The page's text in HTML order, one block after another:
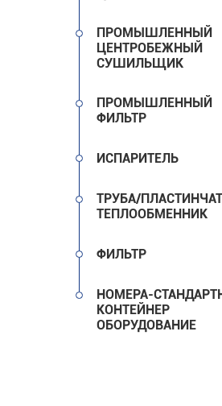
ПРОМЫШЛЕННЫЙ
ЦЕНТРОБЕЖНЫЙ
СУШИЛЬЩИК
ПРОМЫШЛЕННЫЙ
ФИЛЬТР
ИСПАРИТЕЛЬ
ТРУБА/
ТЕПЛООБМЕННИК
ФИЛЬТР
НОМЕРА-
КОНТЕЙНЕР
ОБОРУДОВАНИЕ